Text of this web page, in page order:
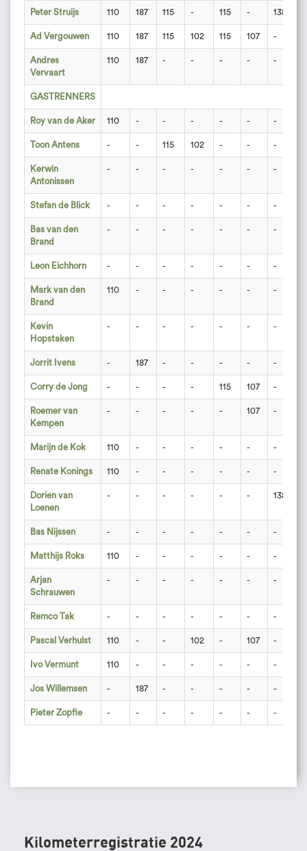
Peter Struijs 110 187 115 - 115 - 138
Ad Vergouwen 110 187 115 102 115 107 -
Andres
Vervaart
110 187 - - - - -
GASTRENNERS
Roy van de Aker 110 - - - - - -
Toon Antens - - 115 102 - - -
Kerwin
Antonissen
- - - - - - -
Stefan de Blick - - - - - - -
Bas van den
Brand
- - - - - - -
Leon Eichhorn - - - - - - -
Mark van den
Brand
110 - - - - - -
Kevin
Hopstaken
- - - - - - -
Jorrit Ivens - 187 - - - - -
Corry de Jong - - - - 115 107 -
Roemer van
Kempen
- - - - - 107 -
Marijn de Kok 110 - - - - - -
Renate Konings 110 - - - - - -
Dorien van
Loenen
- - - - - - 138
Bas Nijssen - - - - - - -
Matthijs Roks 110 - - - - - -
Arjan
Schrauwen
- - - - - - -
Remco Tak - - - - - - -
Pascal Verhulst 110 - - 102 - 107 -
Ivo Vermunt 110 - - - - - -
Jos Willemsen - 187 - - - - -
Pieter Zopfie - - - - - - -
Kilometerregistratie 2024